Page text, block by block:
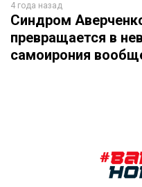
4 года назад
Синдром
превращается в
самоирония